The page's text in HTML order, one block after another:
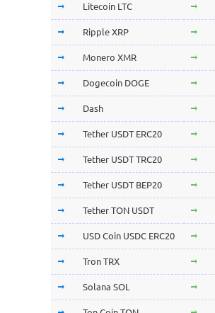
Litecoin LTC
Ripple XRP
Monero XMR
Dogecoin DOGE
Dash
Tether USDT ERC20
Tether USDT TRC20
Tether USDT BEP20
Tether TON USDT
USD Coin USDC ERC20
Tron TRX
Solana SOL